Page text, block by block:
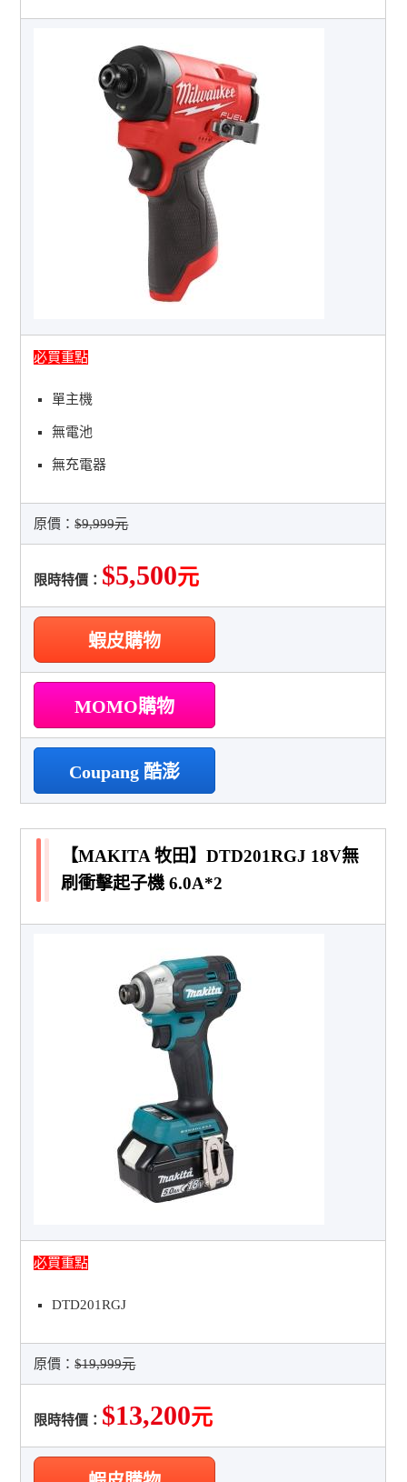
必買重點
單主機
無電池
無充電器
原價：$9,999元
限時特價： $5,500元
蝦皮購物
MOMO購物
Coupang 酷澎
【MAKITA 牧田】DTD201RGJ 18V無
刷衝擊起子機 6.0A*2
必買重點
DTD201RGJ
原價：$19,999元
限時特價： $13,200元